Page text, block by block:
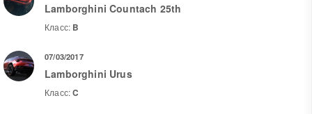
Lamborghini Countach 25th
Класс: B
07/03/2017
Lamborghini Urus
Класс:C